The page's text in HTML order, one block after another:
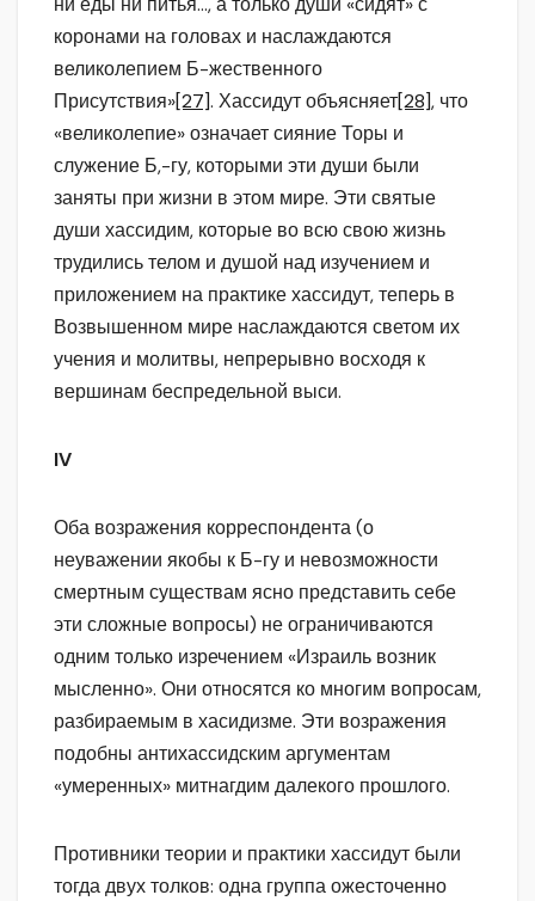
коронами на головах и наслаждаются
великолепием Б-жественного
Присутствия»[27]. Хассидут объясняет[28], что
«великолепие» означает сияние Торы и
служение Б,-гу, которыми эти души были
заняты при жизни в этом мире. Эти святые
души хассидим, которые во всю свою жизнь
трудились телом и душой над изучением и
приложением на практике хассидут, теперь в
Возвышенном мире наслаждаются светом их
учения и молитвы, непрерывно восходя к
вершинам беспредельной выси.
IV
Оба возражения корреспондента (о
неуважении якобы к Б-гу и невозможности
смертным существам ясно представить себе
эти сложные вопросы) не ограничиваются
одним только изречением «Израиль возник
мысленно». Они относятся ко многим вопросам,
разбираемым в хасидизме. Эти возражения
подобны антихассидским аргументам
«умеренных» митнагдим далекого прошлого.
Противники теории и практики хассидут были
тогда двух толков: одна группа ожесточенно